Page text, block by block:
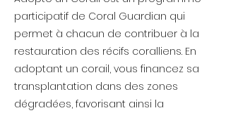
participatif de Coral Guardian qui
permet à chacun de contribuer à la
restauration des récifs coralliens. En
adoptant un corail, vous financez sa
transplantation dans des zones
dégradées, favorisant ainsi la